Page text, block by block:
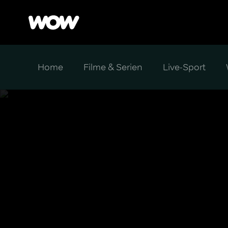
Home Filme & Serien Live-Sport